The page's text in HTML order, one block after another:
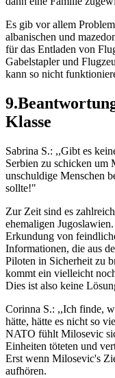
Es gib vor allem
albanischen und
für das Entladen von
Gabelstapler und
kann so nicht
Klasse
Sabrina S.: ,,Gibt es
Serbien zu schicken um
unschuldige Menschen
sollte!"
Zur Zeit sind es
ehemaligen
Erkundung von
Informationen, die aus
Piloten in Sicherheit zu
kommt ein vielleicht
Dies ist also keine
Corinna S.: ,,Ich finde,
hätte, hätte es nicht so
NATO fühlt Milosevic
Einheiten töteten und
Erst wenn Milosevic's
aufhören.